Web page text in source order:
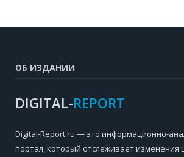
ОБ ИЗДАНИИ
DIGITAL-REPORT
Digital-Report.ru — это информационно-
портал, который отслеживает изменения